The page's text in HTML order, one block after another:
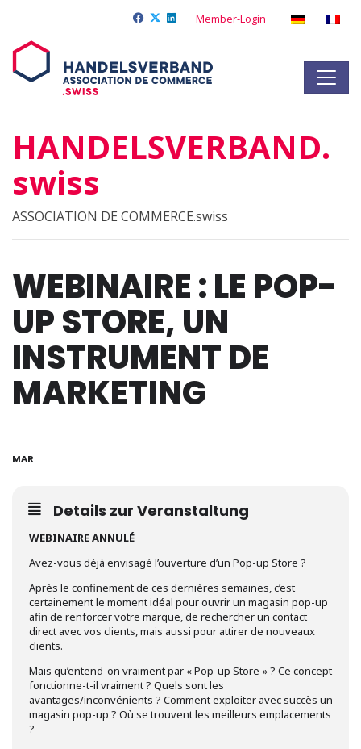
Member-Login
HANDELSVERBAND.
swiss
ASSOCIATION DE COMMERCE.swiss
WEBINAIRE : LE POP-
UP STORE, UN
INSTRUMENT DE
MARKETING
MAR
Details zur Veranstaltung
WEBINAIRE ANNULÉ
Avez-vous déjà envisagé l’ouverture d’un Pop-up Store ?
Après le confinement de ces dernières semaines, c’est
certainement le moment idéal pour ouvrir un magasin pop-up
afin de renforcer votre marque, de rechercher un contact
direct avec vos clients, mais aussi pour attirer de nouveaux
clients.
Mais qu’entend-on vraiment par « Pop-up Store » ? Ce concept
fonctionne-t-il vraiment ? Quels sont les
avantages/inconvénients ? Comment exploiter avec succès un
magasin pop-up ? Où se trouvent les meilleurs emplacements
?